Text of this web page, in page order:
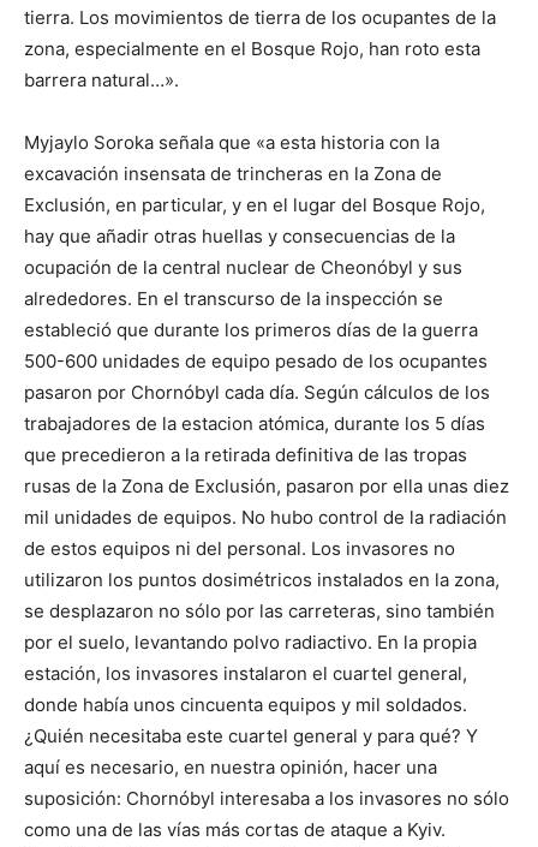
tierra. Los movimientos de tierra de los ocupantes de la
zona, especialmente en el Bosque Rojo, han roto esta
barrera natural…».
Myjaylo Soroka señala que «a esta historia con la
excavación insensata de trincheras en la Zona de
Exclusión, en particular, y en el lugar del Bosque Rojo,
hay que añadir otras huellas y consecuencias de la
ocupación de la central nuclear de Cheonóbyl y sus
alrededores. En el transcurso de la inspección se
estableció que durante los primeros días de la guerra
500-600 unidades de equipo pesado de los ocupantes
pasaron por Chornóbyl cada día. Según cálculos de los
trabajadores de la estacion atómica, durante los 5 días
que precedieron a la retirada definitiva de las tropas
rusas de la Zona de Exclusión, pasaron por ella unas diez
mil unidades de equipos. No hubo control de la radiación
de estos equipos ni del personal. Los invasores no
utilizaron los puntos dosimétricos instalados en la zona,
se desplazaron no sólo por las carreteras, sino también
por el suelo, levantando polvo radiactivo. En la propia
estación, los invasores instalaron el cuartel general,
donde había unos cincuenta equipos y mil soldados.
¿Quién necesitaba este cuartel general y para qué? Y
aquí es necesario, en nuestra opinión, hacer una
suposición: Chornóbyl interesaba a los invasores no sólo
como una de las vías más cortas de ataque a Kyiv.